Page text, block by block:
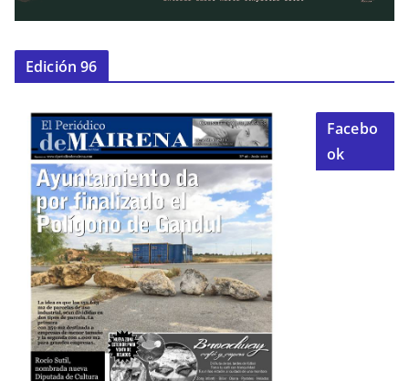
Edición 96
Facebo
ok